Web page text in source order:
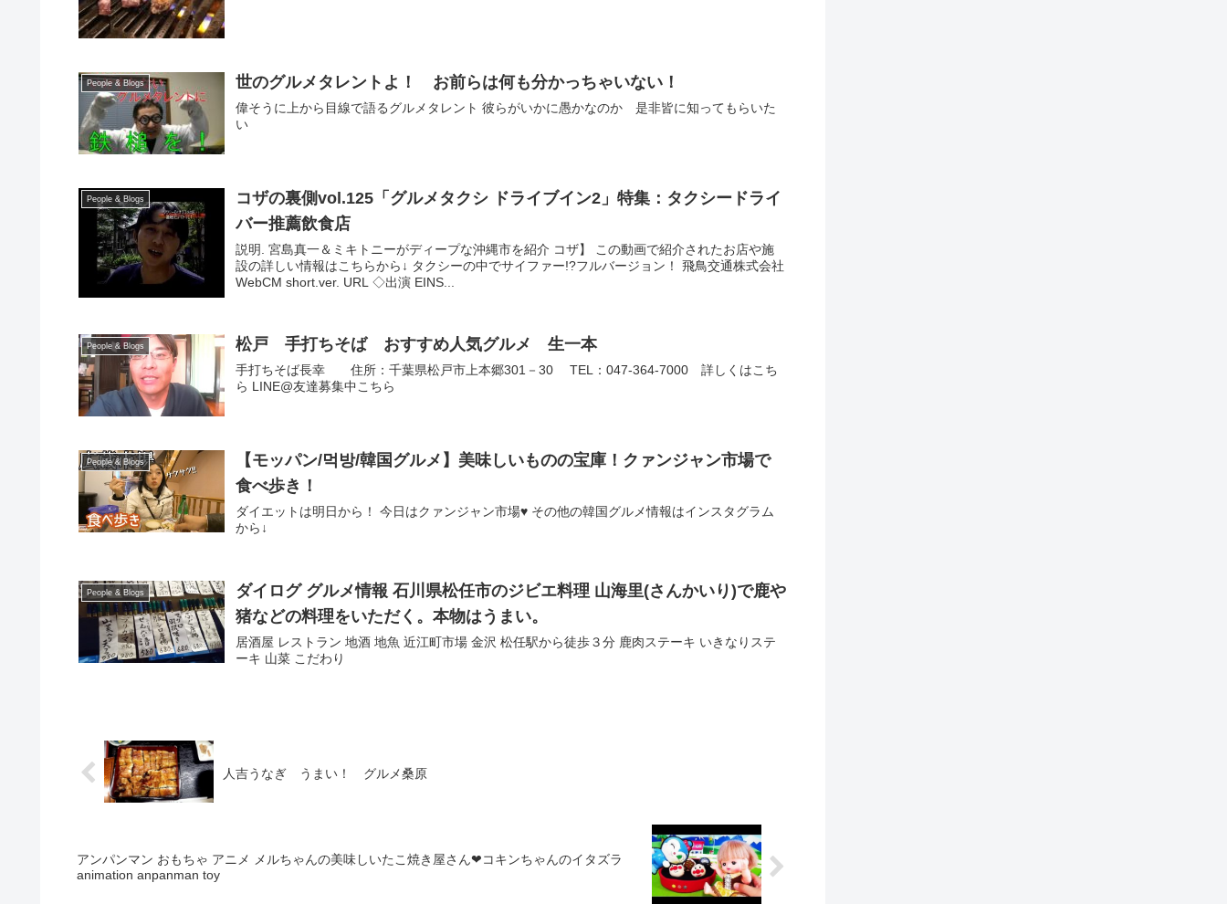
People & Blogs 世のグルメタレントよ！ お前らは何も分かっちゃいない！
偉そうに上から目線で語るグルメタレント 彼らがいかに愚かなのか 是非皆に知ってもらいた
い
People & Blogs
コザの裏側vol.125「グルメタクシ ドライブイン2」特集：タクシードライ
バー推薦飲食店
説明. 宮島真一＆ミキトニーがディープな沖縄市を紹介 コザ】 この動画で紹介されたお店や施
設の詳しい情報はこちらから↓ タクシーの中でサイファー!?フルバージョン！ 飛鳥交通株式会社
WebCM short.ver. URL ◇出演 EINS...
People & Blogs 松戸 手打ちそば おすすめ人気グルメ 生一本
手打ちそば長幸 住所：千葉県松戸市上本郷301－30 TEL：047-364-7000 詳しくはこち
ら LINE@友達募集中こちら
People & Blogs
【モッパン/먹방/韓国グルメ】美味しいものの宝庫！クァンジャン市場で
食べ歩き！
ダイエットは明日から！ 今日はクァンジャン市場♥ その他の韓国グルメ情報はインスタグラム
から↓
People & Blogs
ダイログ グルメ情報 石川県松任市のジビエ料理 山海里(さんかいり)で鹿や
猪などの料理をいただく。本物はうまい。
居酒屋 レストラン 地酒 地魚 近江町市場 金沢 松任駅から徒歩３分 鹿肉ステーキ いきなりステ
ーキ 山菜 こだわり
人吉うなぎ うまい！ グルメ桑原
アンパンマン おもちゃ アニメ メルちゃんの美味しいたこ焼き屋さん❤コキンちゃんのイタズラ
animation anpanman toy